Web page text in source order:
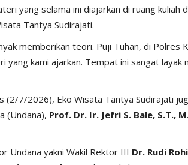
yang selama ini diajarkan di ruang kuliah
Tantya Sudirajati.
memberikan teori. Puji Tuhan, di Polres
yang kami ajarkan. Tempat ini sangat layak
(2/7/2026), Eko Wisata Tantya Sudirajati
(Undana), Prof. Dr. Ir. Jefri S. Bale, S.T.,
Undana yakni Wakil Rektor III Dr. Rudi